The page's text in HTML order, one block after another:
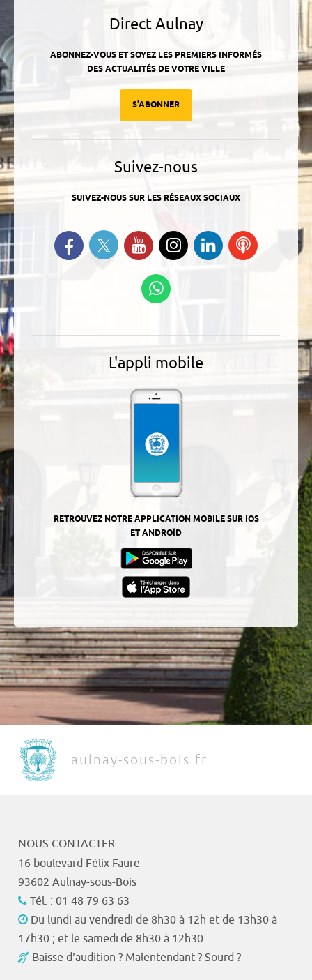
Direct Aulnay
ABONNEZ-VOUS ET SOYEZ LES PREMIERS INFORMÉS
DES ACTUALITÉS DE VOTRE VILLE
S'ABONNER
Suivez-nous
SUIVEZ-NOUS SUR LES RÉSEAUX SOCIAUX
Retrouvez-nous sur Facebook
Suivez-nous sur Twitter
Suivez-nous sur YouTube
Suivez-nous sur
Instagram
Retrouvez-
nous sur
Ecoutez
L'appli mobile
RETROUVEZ NOTRE APPLICATION MOBILE SUR IOS
ET ANDROÏD
aulnay-sous-bois.fr
NOUS CONTACTER
16 boulevard Félix Faure
93602 Aulnay-sous-Bois
Tél. : 01 48 79 63 63
Du lundi au vendredi de 8h30 à 12h et de 13h30 à
17h30 ; et le samedi de 8h30 à 12h30.
Baisse d'audition ? Malentendant ? Sourd ?